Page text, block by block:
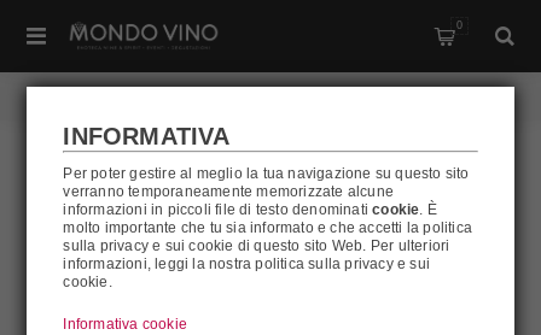
0
CACHACA
Cachaca
INFORMATIVA
Per poter gestire al meglio la tua navigazione su questo sito
verranno temporaneamente memorizzate alcune
informazioni in piccoli file di testo denominaticookie. È
molto importante che tu sia informato e che accetti la politica
sulla privacy e sui cookie di questo sito Web. Per ulteriori
informazioni, leggi la nostra politica sulla privacy e sui
cookie.
Informativa cookie